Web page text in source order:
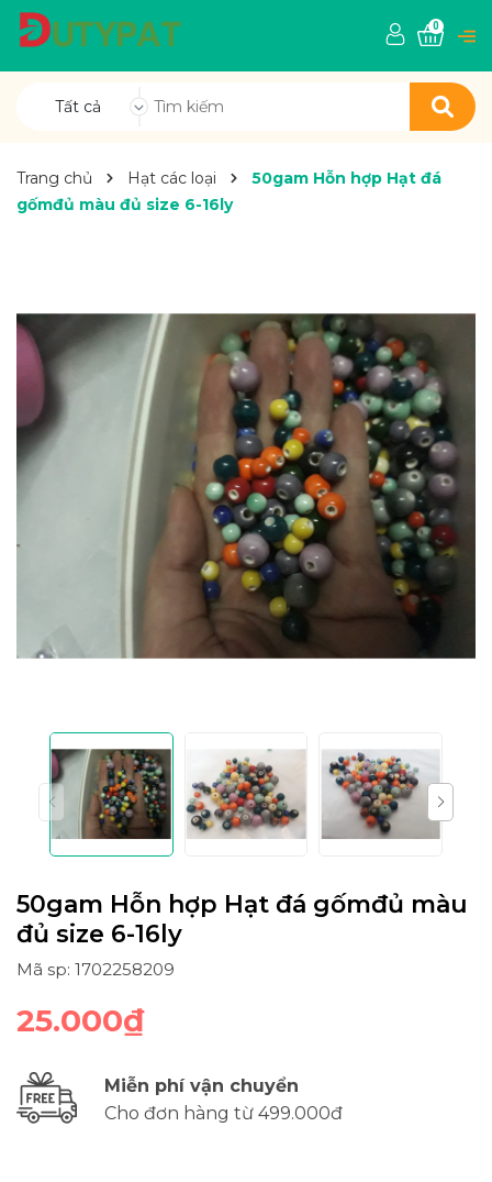
Tất cả
0
Trang chủ Hạt các loại
50gam Hỗn hợp Hạt đá
gốmđủ màu đủ size 6-16ly
50gam Hỗn hợp Hạt đá gốmđủ màu
đủ size 6-16ly
Mã sp: 1702258209
25.000₫
Miễn phí vận chuyển
Cho đơn hàng từ 499.000đ